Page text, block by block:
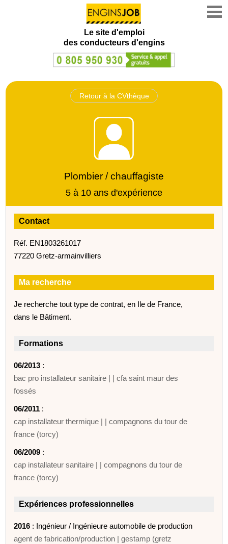
Le site d'emploi
des conducteurs d'engins
Retour à la CVthèque
Plombier / chauffagiste
5 à 10 ans d'expérience
Contact
Réf. EN1803261017
77220 Gretz-armainvilliers
Ma recherche
Je recherche tout type de contrat, en Ile de France,
dans le Bâtiment.
Formations
06/2013 :
bac pro installateur sanitaire | | cfa saint maur des
fossés
06/2011 :
cap installateur thermique | | compagnons du tour de
france (torcy)
06/2009 :
cap installateur sanitaire | | compagnons du tour de
france (torcy)
Expériences professionnelles
2016 : Ingénieur / Ingénieure automobile de production
agent de fabrication/production | gestamp (gretz